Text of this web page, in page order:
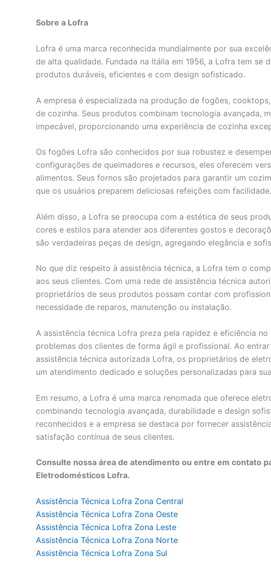
Sobre a Lofra
Lofra é uma marca reconhecida mundialmente por sua
de alta qualidade. Fundada na Itália em 1956, a Lofra tem se
produtos duráveis, eficientes e com design sofisticado.
A empresa é especializada na produção de fogões,
de cozinha. Seus produtos combinam tecnologia avançada,
impecável, proporcionando uma experiência de cozinha
Os fogões Lofra são conhecidos por sua robustez e
configurações de queimadores e recursos, eles oferecem
alimentos. Seus fornos são projetados para garantir um
que os usuários preparem deliciosas refeições com facilidade.
Além disso, a Lofra se preocupa com a estética de seus
cores e estilos para atender aos diferentes gostos e
são verdadeiras peças de design, agregando elegância e
No que diz respeito à assistência técnica, a Lofra tem o
aos seus clientes. Com uma rede de assistência técnica
proprietários de seus produtos possam contar com
necessidade de reparos, manutenção ou instalação.
A assistência técnica Lofra preza pela rapidez e eficiência
problemas dos clientes de forma ágil e profissional. Ao
assistência técnica autorizada Lofra, os proprietários de
um atendimento dedicado e soluções personalizadas para
Em resumo, a Lofra é uma marca renomada que oferece
combinando tecnologia avançada, durabilidade e design
reconhecidos e a empresa se destaca por fornecer
satisfação contínua de seus clientes.
Consulte nossa área de atendimento ou entre em contato
Eletrodomésticos Lofra.
Assistência Técnica Lofra Zona Central
Assistência Técnica Lofra Zona Oeste
Assistência Técnica Lofra Zona Leste
Assistência Técnica Lofra Zona Norte
Assistência Técnica Lofra Zona Sul